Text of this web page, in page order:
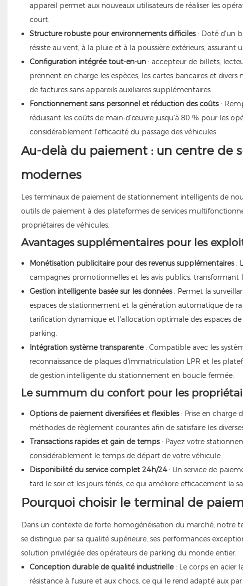
appareil permet aux nouveaux utilisateurs de réaliser les
court.
Structure robuste pour environnements difficiles: Doté d'un
résiste au vent, à la pluie et à la poussière extérieurs,
Configuration intégrée tout-en-un: accepteur de billets,
prennent en charge les espèces, les cartes bancaires et
de factures sans appareils auxiliaires supplémentaires.
Fonctionnement sans personnel et réduction des coûts:
réduisant les coûts de main-d'œuvre jusqu'à 80 % pour les
considérablement l'efficacité du passage des véhicules.
Au-delà du paiement : un centre de
modernes
Les terminaux de paiement de stationnement intelligents de
outils de paiement à des plateformes de services
propriétaires de véhicules.
Avantages supplémentaires pour les
Monétisation publicitaire pour des revenus supplémentaires:
campagnes promotionnelles et les avis publics,
Gestion intelligente basée sur les données: Permet la
espaces de stationnement et la génération automatique de
tarification dynamique et l'allocation optimale des espaces
parking.
Intégration système transparente: Compatible avec les
reconnaissance de plaques d'immatriculation LPR et les
de gestion intelligente du stationnement en boucle fermée.
Le summum du confort pour les
Options de paiement diversifiées et flexibles: Prise en charge
méthodes de règlement courantes afin de satisfaire les
Transactions rapides et gain de temps: Payez votre
considérablement le temps de départ de votre véhicule.
Disponibilité du service complet 24h/24: Un service de
tard le soir et les jours fériés, ce qui améliore efficacement la
Pourquoi choisir le terminal de
Dans un contexte de forte homogénéisation du marché, notre
se distingue par sa qualité supérieure, ses performances
solution privilégiée des opérateurs de parking du monde entier.
Conception durable de qualité industrielle: Le corps en acier
résistance à l'usure et aux chocs, ce qui le rend adapté aux